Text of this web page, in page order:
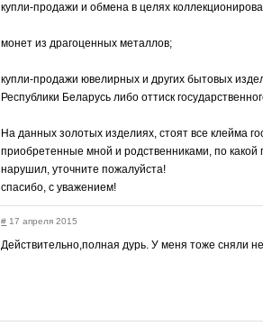
купли-продажи и обмена в целях
монет из драгоценных металлов;
купли-продажи ювелирных и других бытовых
Республики Беларусь либо оттиск
На данных золотых изделиях, стоят все клейма
приобретенные мной и родственниками, по какой
нарушил, уточните пожалуйста!
спасибо, с уважением!
# 17 апреля 2015
Действительно,полная дурь. У меня тоже сняли